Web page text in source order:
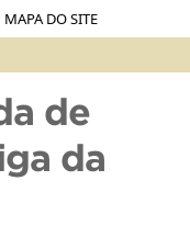
MAPA DO SITE
de
da